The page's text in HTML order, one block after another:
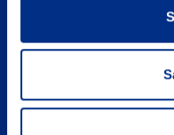
FI-13100
Puh. 03-
LinkedIN